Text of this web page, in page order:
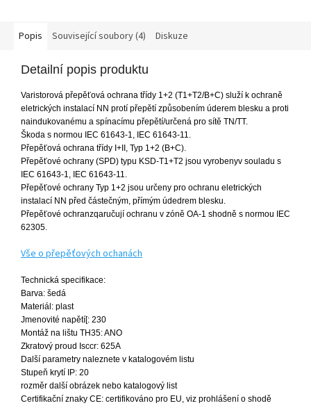
Popis Související soubory (4) Diskuze
Detailní popis produktu
Varistorová přepěťová ochrana třídy 1+2 (T1+T2/B+C) služí k ochraně
eletrických instalací NN protí přepětí způsobením úderem blesku a proti
naindukovanému a spínacímu přepětí/určená pro sítě TN/TT.
Škoda s normou IEC 61643-1, IEC 61643-11.
Přepěťová ochrana třídy I+II, Typ 1+2 (B+C).
Přepěťové ochrany (SPD) typu KSD-T1+T2 jsou vyrobenyv souladu s
IEC 61643-1, IEC 61643-11.
Přepěťové ochrany Typ 1+2 jsou určeny pro ochranu eletrických
instalací NN před částečným, přímým údedrem blesku.
Přepěťové ochranzqaručují ochranu v zóně OA-1 shodně s normou IEC
62305.
Vše o přepěťových ochanách
Technická specifikace:
Barva: šedá
Materiál: plast
Jmenovité napětí[: 230
Montáž na lištu TH35: ANO
Zkratový proud Isccr: 625A
Další parametry naleznete v katalogovém listu
Stupeň krytí IP: 20
rozměr další obrázek nebo katalogový list
Certifikační znaky CE: certifikováno pro EU, viz prohlášení o shodě